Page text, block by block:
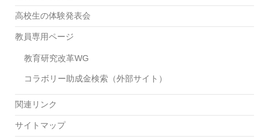
高校生の体験発表会
教員専用ページ
教育研究改革WG
コラボリー助成金検索（外部サイト）
関連リンク
サイトマップ